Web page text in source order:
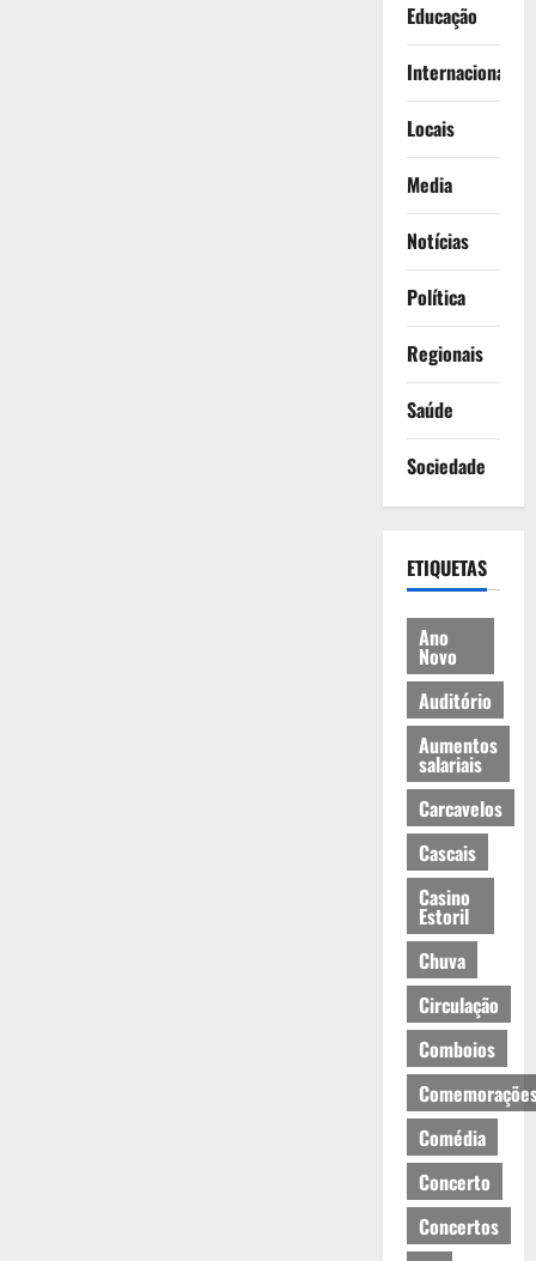
Educação
Internacionais
Locais
Media
Notícias
Política
Regionais
Saúde
Sociedade
ETIQUETAS
Ano
Novo
Auditório
Aumentos
salariais
Carcavelos
Cascais
Casino
Estoril
Chuva
Circulação
Comboios
Comédia
Concerto
Concertos